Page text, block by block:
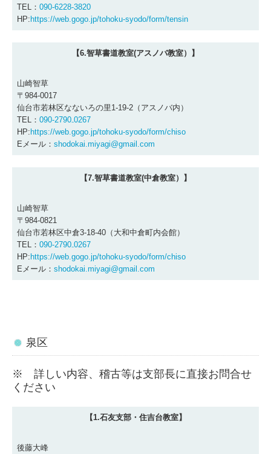
TEL： 090-6228-3820
HP:https://web.gogo.jp/tohoku-syodo/form/tensin
【6.智草書道教室(アスノバ教室）】
山崎智草
〒984-0017
仙台市若林区なないろの里1-19-2（アスノバ内）
TEL： 090‐2790₋0267
HP:https://web.gogo.jp/tohoku-syodo/form/chiso
Eメール： shodokai.miyagi@gmail.com
【7.智草書道教室(中倉教室）】
山崎智草
〒984-0821
仙台市若林区中倉3-18-40（大和中倉町内会館）
TEL： 090‐2790₋0267
HP:https://web.gogo.jp/tohoku-syodo/form/chiso
Eメール： shodokai.miyagi@gmail.com
泉区
※ 詳しい内容、稽古等は支部長に直接お問合せ
ください
【1.石友支部・住吉台教室】
後藤大峰